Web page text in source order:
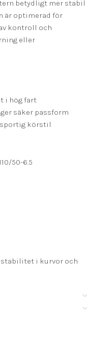
betydligt mer stabil
är optimerad för
kontroll och
eller
i hög fart
säker passform
körstil
50-6.5
stabilitet i kurvor och